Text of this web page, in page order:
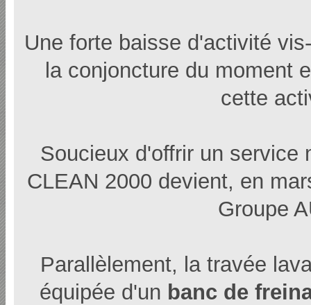
Une forte baisse d'activité
la conjoncture du moment
cette
Soucieux d'offrir un service
CLEAN 2000 devient, en
Groupe
Parallèlement, la travée
équipée d'un banc de